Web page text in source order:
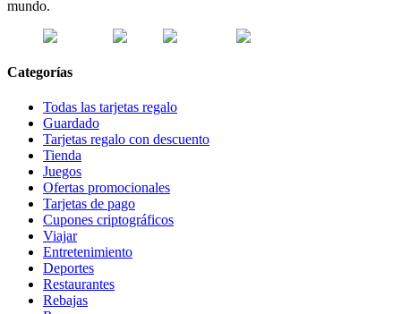
mundo.
Categorías
Todas las tarjetas regalo
Guardado
Tarjetas regalo con descuento
Tienda
Juegos
Ofertas promocionales
Tarjetas de pago
Cupones criptográficos
Viajar
Entretenimiento
Deportes
Restaurantes
Rebajas